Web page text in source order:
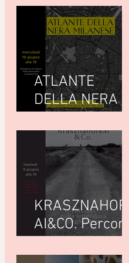
ATLANTE
DELLA NERA
Giuseppe
Paternò
Raddusa (Utet)
KRASZNAHORK
AI&CO. Percorsi